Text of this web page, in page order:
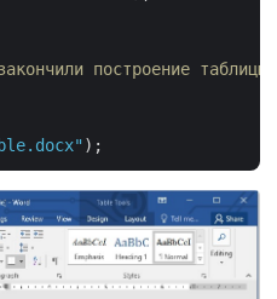
построение таблицы.